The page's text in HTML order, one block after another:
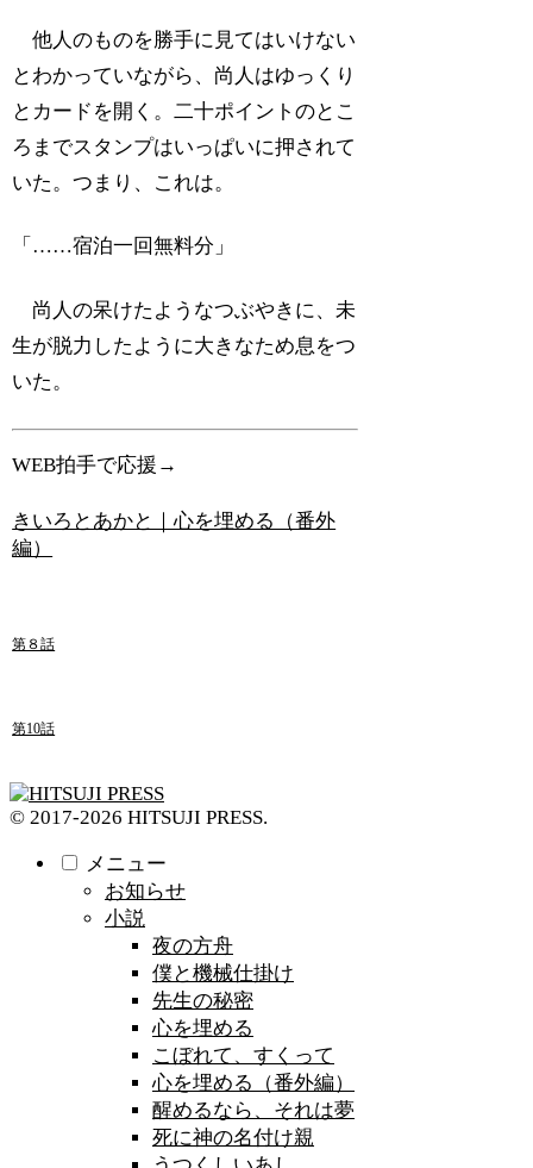
他人のものを勝手に見てはいけない
とわかっていながら、尚人はゆっくり
とカードを開く。二十ポイントのとこ
ろまでスタンプはいっぱいに押されて
いた。つまり、これは。
「……宿泊一回無料分」
尚人の呆けたようなつぶやきに、未
生が脱力したように大きなため息をつ
いた。
WEB拍手で応援→
きいろとあかと｜心を埋める（番外
編）
第８話
第10話
© 2017-2026 HITSUJI PRESS.
メニュー
お知らせ
小説
夜の方舟
僕と機械仕掛け
先生の秘密
心を埋める
こぼれて、すくって
心を埋める（番外編）
醒めるなら、それは夢
死に神の名付け親